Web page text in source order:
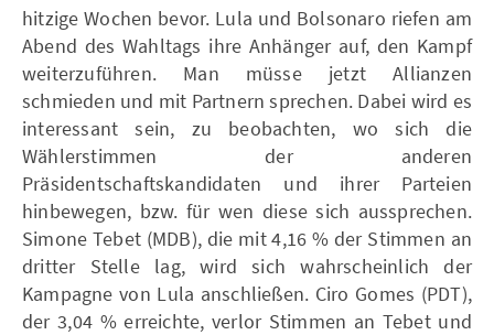
hitzige Wochen bevor. Lula und Bolsonaro riefen am
Abend des Wahltags ihre Anhänger auf, den Kampf
weiterzuführen. Man müsse jetzt Allianzen
schmieden und mit Partnern sprechen. Dabei wird es
interessant sein, zu beobachten, wo sich die
Wählerstimmen der anderen
Präsidentschaftskandidaten und ihrer Parteien
hinbewegen, bzw. für wen diese sich aussprechen.
Simone Tebet (MDB), die mit 4,16 % der Stimmen an
dritter Stelle lag, wird sich wahrscheinlich der
Kampagne von Lula anschließen. Ciro Gomes (PDT),
der 3,04 % erreichte, verlor Stimmen an Tebet und